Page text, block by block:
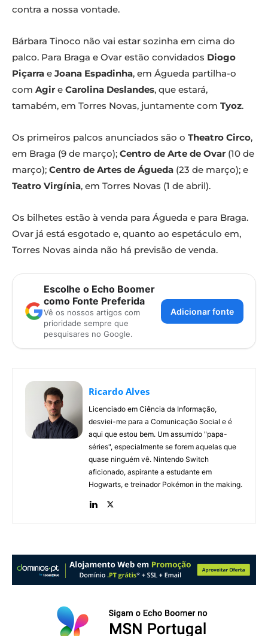
contra a nossa vontade.
Bárbara Tinoco não vai estar sozinha em cima do
palco. Para Braga e Ovar estão convidados Diogo
Piçarra e Joana Espadinha, em Águeda partilha-o
com Agir e Carolina Deslandes, que estará,
tamabém, em Torres Novas, juntamente com Tyoz.
Os primeiros palcos anunciados são o Theatro Circo,
em Braga (9 de março); Centro de Arte de Ovar (10 de
março); Centro de Artes de Águeda (23 de março); e
Teatro Virgínia, em Torres Novas (1 de abril).
Os bilhetes estão à venda para Águeda e para Braga.
Ovar já está esgotado e, quanto ao espetáculo em,
Torres Novas ainda não há previsão de venda.
Escolhe o Echo Boomer
como Fonte Preferida
Vê os nossos artigos com
prioridade sempre que
pesquisares no Google.
Adicionar fonte
Ricardo Alves
Licenciado em Ciência da Informação,
desviei-me para a Comunicação Social e é
aqui que estou bem. Um assumido "papa-
séries", especialmente se forem aquelas que
quase ninguém vê. Nintendo Switch
aficionado, aspirante a estudante em
Hogwarts, e treinador Pokémon in the making.